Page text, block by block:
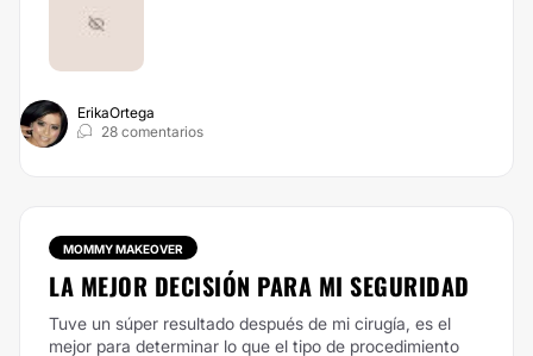
ErikaOrtega
28 comentarios
MOMMY MAKEOVER
LA MEJOR DECISIÓN PARA MI SEGURIDAD
Tuve un súper resultado después de mi cirugía, es el
mejor para determinar lo que el tipo de procedimiento